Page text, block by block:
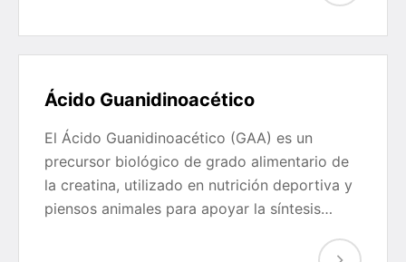
Ácido Guanidinoacético
El Ácido Guanidinoacético (GAA) es un
precursor biológico de grado alimentario de
la creatina, utilizado en nutrición deportiva y
piensos animales para apoyar la síntesis…